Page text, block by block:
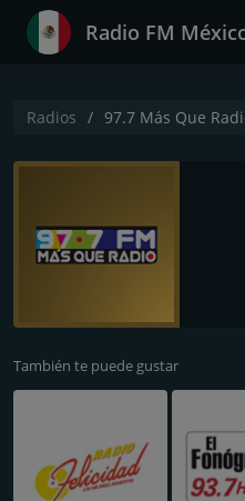
Radio FM
Radios 97.7 Más Que
También te puede gustar